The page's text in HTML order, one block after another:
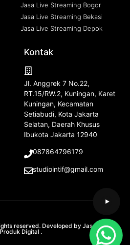
Jasa Live Streaming Bogor
Jasa Live Streaming Bekasi
Jasa Live Streaming Depok
Kontak
Jl. Anggrek 7 No.22,
RT.15/RW.2, Kuningan, Karet
Kuningan, Kecamatan
Setiabudi, Kota Jakarta
Selatan, Daerah Khusus
Ibukota Jakarta 12940
087864796179
studiointif@gmail.com
reserved. Developed by Jasa SEO
Produk Digital.